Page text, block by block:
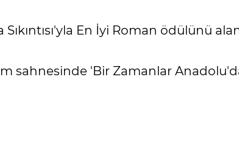
En İyi Roman ödülünü
sahnesinde 'Bir Zamanlar